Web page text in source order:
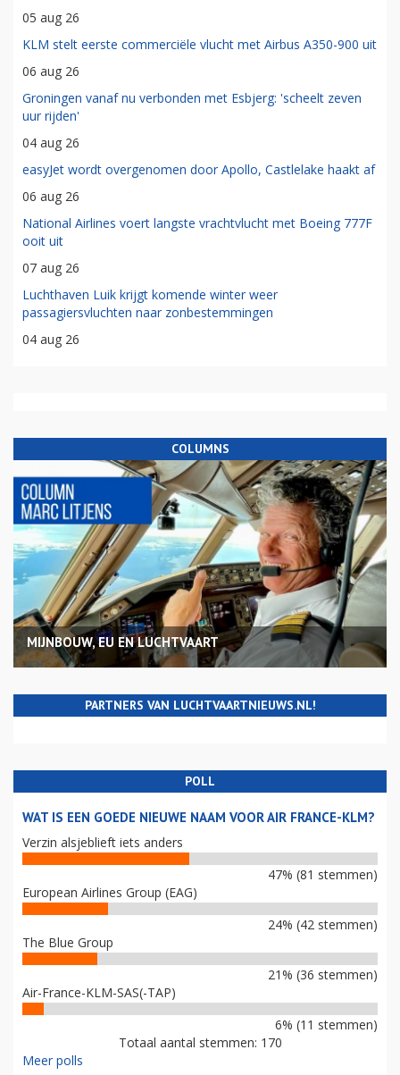
05 aug 26
KLM stelt eerste commerciële vlucht met Airbus A350-900 uit
06 aug 26
Groningen vanaf nu verbonden met Esbjerg: 'scheelt zeven
uur rijden'
04 aug 26
easyJet wordt overgenomen door Apollo, Castlelake haakt af
06 aug 26
National Airlines voert langste vrachtvlucht met Boeing 777F
ooit uit
07 aug 26
Luchthaven Luik krijgt komende winter weer
passagiersvluchten naar zonbestemmingen
04 aug 26
COLUMNS
MIJNBOUW, EU EN LUCHTVAART
PARTNERS VAN LUCHTVAARTNIEUWS.NL!
POLL
WAT IS EEN GOEDE NIEUWE NAAM VOOR AIR FRANCE-KLM?
Verzin alsjeblieft iets anders
47% (81 stemmen)
European Airlines Group (EAG)
24% (42 stemmen)
The Blue Group
21% (36 stemmen)
Air-France-KLM-SAS(-TAP)
6% (11 stemmen)
Totaal aantal stemmen: 170
Meer polls